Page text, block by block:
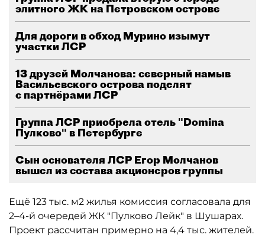
элитного ЖК на Петровском острове
Для дороги в обход Мурино изымут
участки ЛСР
13 друзей Молчанова: северный намыв
Васильевского острова поделят
с партнёрами ЛСР
Группа ЛСР приобрела отель "Domina
Пулково" в Петербурге
Сын основателя ЛСР Егор Молчанов
вышел из состава акционеров группы
Ещё 123 тыс. м2 жилья комиссия согласовала для
2–4-й очередей ЖК "Пулково Лейк" в Шушарах.
Проект рассчитан примерно на 4,4 тыс. жителей.